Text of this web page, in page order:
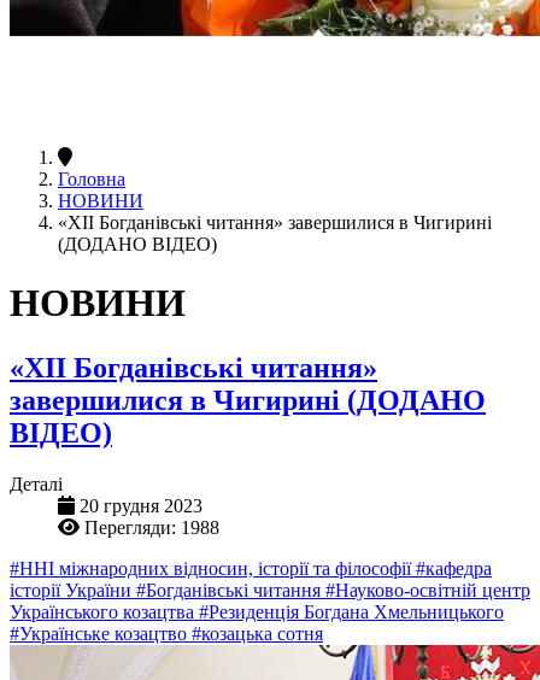
Головна
НОВИНИ
«ХІІ Богданівські читання» завершилися в Чигирині
(ДОДАНО ВІДЕО)
НОВИНИ
«ХІІ Богданівські читання»
завершилися в Чигирині (ДОДАНО
ВІДЕО)
Деталі
20 грудня 2023
Перегляди: 1988
#ННІ міжнародних відносин, історії та філософії#кафедра
історії України #Богданівські читання #Науково-освітній центр
Українського козацтва #Резиденція Богдана Хмельницького
#Українське козацтво #козацька сотня